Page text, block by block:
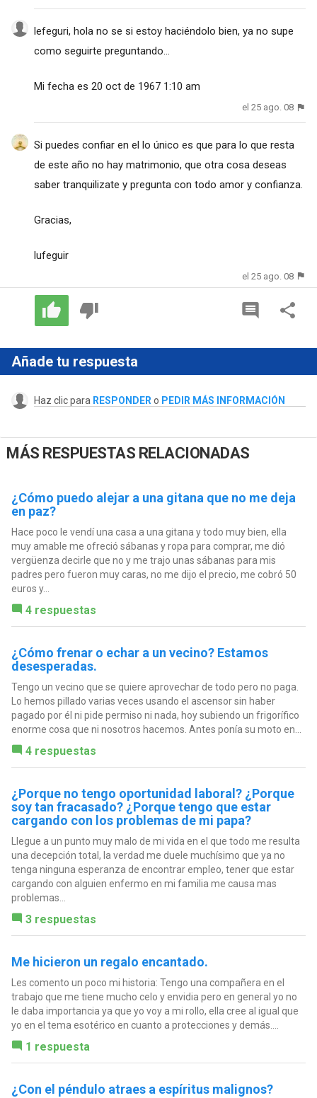
lefeguri, hola no se si estoy haciéndolo bien, ya no supe
como seguirte preguntando...
Mi fecha es 20 oct de 1967 1:10 am
el 25 ago. 08
Si puedes confiar en el lo único es que para lo que resta
de este año no hay matrimonio, que otra cosa deseas
saber tranquilizate y pregunta con todo amor y confianza.
Gracias,
lufeguir
el 25 ago. 08
Añade tu respuesta
Haz clic para RESPONDER o PEDIR MÁS INFORMACIÓN
MÁS RESPUESTAS RELACIONADAS
¿Cómo puedo alejar a una gitana que no me deja
en paz?
Hace poco le vendí una casa a una gitana y todo muy bien, ella
muy amable me ofreció sábanas y ropa para comprar, me dió
vergüenza decirle que no y me trajo unas sábanas para mis
padres pero fueron muy caras, no me dijo el precio, me cobró 50
euros y...
4 respuestas
¿Cómo frenar o echar a un vecino? Estamos
desesperadas.
Tengo un vecino que se quiere aprovechar de todo pero no paga.
Lo hemos pillado varias veces usando el ascensor sin haber
pagado por él ni pide permiso ni nada, hoy subiendo un frigorífico
enorme cosa que ni nosotros hacemos. Antes ponía su moto en...
4 respuestas
¿Porque no tengo oportunidad laboral? ¿Porque
soy tan fracasado? ¿Porque tengo que estar
cargando con los problemas de mi papa?
Llegue a un punto muy malo de mi vida en el que todo me resulta
una decepción total, la verdad me duele muchísimo que ya no
tenga ninguna esperanza de encontrar empleo, tener que estar
cargando con alguien enfermo en mi familia me causa mas
problemas...
3 respuestas
Me hicieron un regalo encantado.
Les comento un poco mi historia: Tengo una compañera en el
trabajo que me tiene mucho celo y envidia pero en general yo no
le daba importancia ya que yo voy a mi rollo, ella cree al igual que
yo en el tema esotérico en cuanto a protecciones y demás....
1 respuesta
¿Con el péndulo atraes a espíritus malignos?